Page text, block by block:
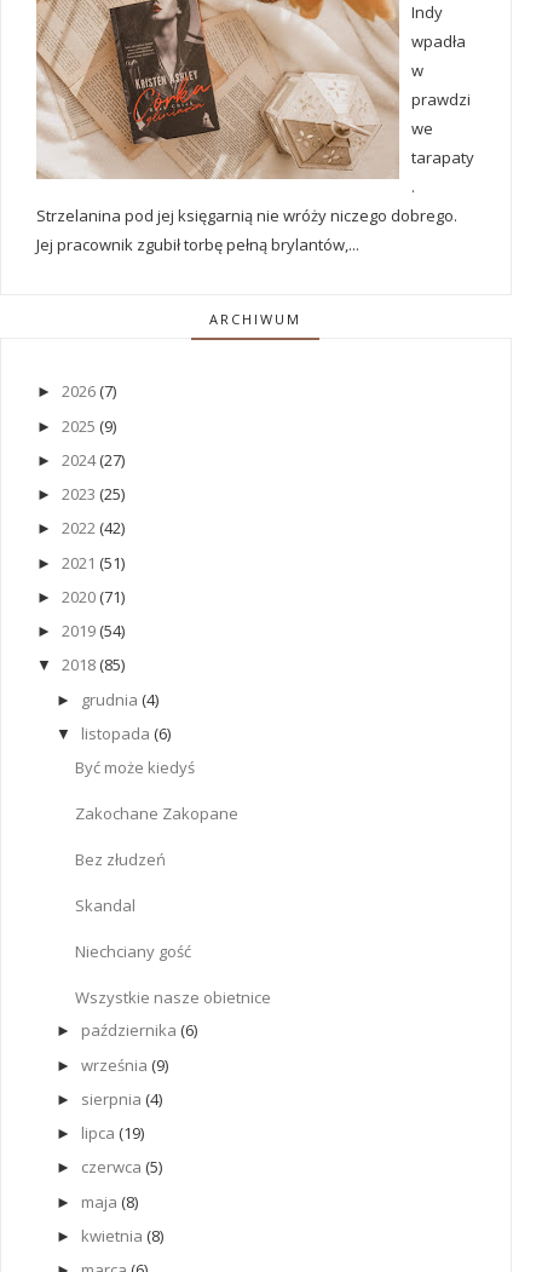
Indy
wpadła
w
prawdzi
we
tarapaty
.
Strzelanina pod jej księgarnią nie wróży niczego dobrego.
Jej pracownik zgubił torbę pełną brylantów,...
ARCHIWUM
► 2026 (7)
► 2025 (9)
► 2024(27)
► 2023 (25)
► 2022 (42)
► 2021 (51)
► 2020 (71)
► 2019 (54)
▼ 2018 (85)
► grudnia (4)
▼ listopada (6)
Być może kiedyś
Zakochane Zakopane
Bez złudzeń
Skandal
Niechciany gość
Wszystkie nasze obietnice
► października (6)
► września (9)
► sierpnia (4)
► lipca (19)
► czerwca (5)
► maja (8)
► kwietnia (8)